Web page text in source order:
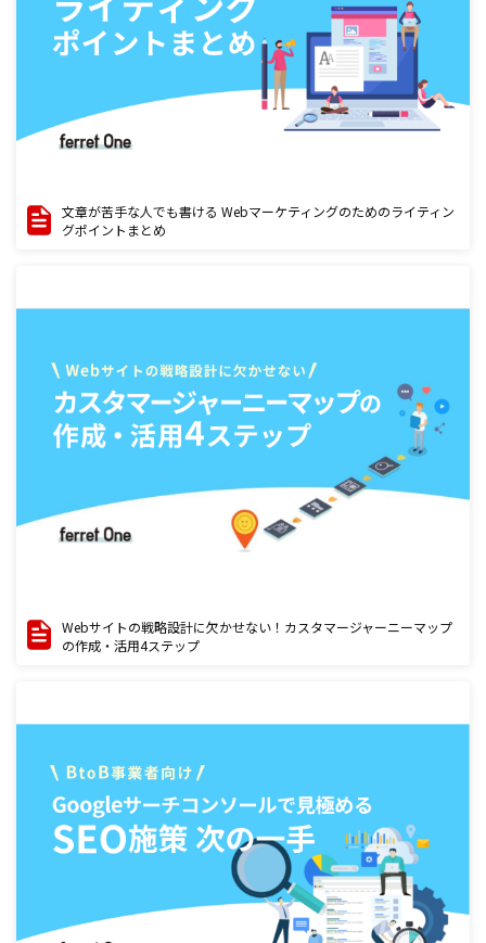
文章が苦手な人でも書ける Webマーケティングのためのライティン
グポイントまとめ
Webサイトの戦略設計に欠かせない！カスタマージャーニーマップ
の作成・活用4ステップ